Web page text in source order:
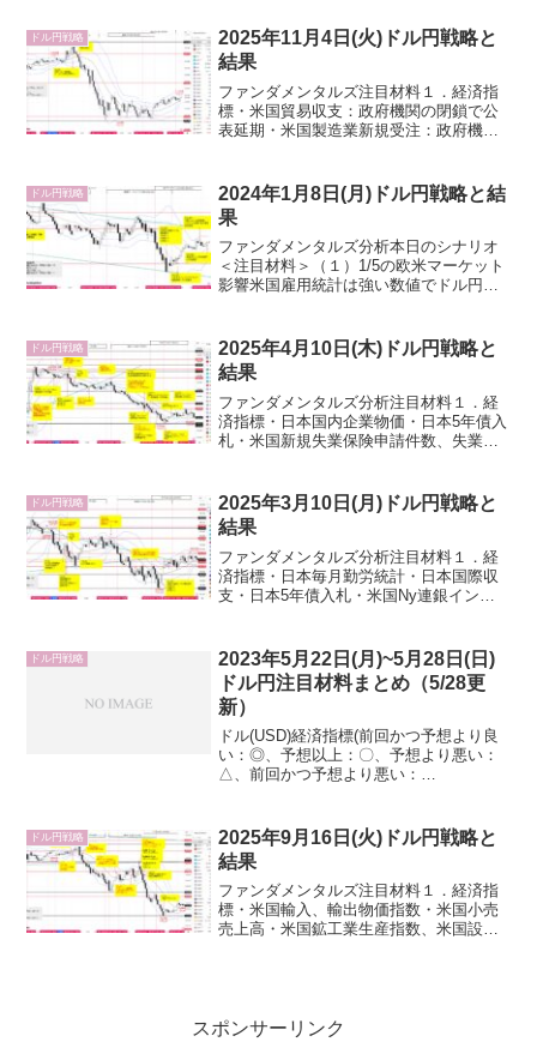
ドル円戦略
2025年11月4日(火)ドル円戦略と
結果
ファンダメンタルズ注目材料１．経済指
標・米国貿易収支：政府機関の閉鎖で公
表延期・米国製造業新規受注：政府機関
発言・日銀、政府円安牽制・米国トラン
プ大統領・FRB３．そ...
ドル円戦略
2024年1月8日(月)ドル円戦略と結
果
ファンダメンタルズ分析本日のシナリオ
＜注目材料＞（１）1/5の欧米マーケット
影響米国雇用統計は強い数値でドル円上
の弱い数値でドル円急落から約80％戻し
上昇。原油先...
ドル円戦略
2025年4月10日(木)ドル円戦略と
結果
ファンダメンタルズ分析注目材料１．経
済指標・日本国内企業物価・日本5年債入
札・米国新規失業保険申請件数、失業保
府日銀円安牽制・米国トランプ大統領・
FRB３．その他...
ドル円戦略
2025年3月10日(月)ドル円戦略と
結果
ファンダメンタルズ分析注目材料１．経
済指標・日本毎月勤労統計・日本国際収
支・日本5年債入札・米国Ny連銀インフ
チャー、WSJ紙のニック氏(X投稿)：FRB
ブラックアウ...
ドル円戦略
2023年5月22日(月)~5月28日(日)
ドル円注目材料まとめ（5/28更
新）
ドル(USD)経済指標(前回かつ予想より良
い：◎、予想以上：〇、予想より悪い：
△、前回かつ予想より悪い：
FOMC投票権あり）（Bloomberg...
ドル円戦略
2025年9月16日(火)ドル円戦略と
結果
ファンダメンタルズ注目材料１．経済指
標・米国輸入、輸出物価指数・米国小売
売上高・米国鉱工業生産指数、米国設備
スポンサーリンク